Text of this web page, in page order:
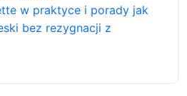
w praktyce i porady jak
bez rezygnacji z